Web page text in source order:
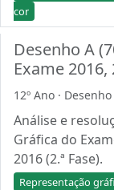
cor
Desenho A
Exame 2016,
12º Ano ·
Análise e
Gráfica do
2016 (2.ª Fase).
Representação